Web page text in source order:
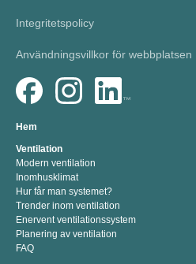
Integritetspolicy
Användningsvillkor för webbplatsen
Hem
Ventilation
Modern ventilation
Inomhusklimat
Hur får man systemet?
Trender inom ventilation
Enervent ventilationssystem
Planering av ventilation
FAQ